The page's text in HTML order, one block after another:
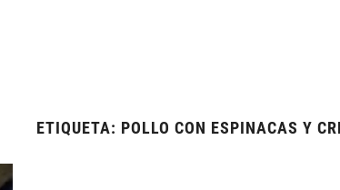
ETIQUETA: POLLO CON ESPINACAS Y